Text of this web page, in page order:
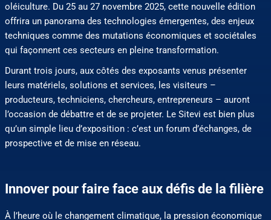
oléiculture. Du 25 au 27 novembre 2025, cette nouvelle édition
offrira un panorama des technologies émergentes, des enjeux
techniques comme des mutations économiques et sociétales
qui façonnent ces secteurs en pleine transformation.
Durant trois jours, aux côtés des exposants venus présenter
leurs matériels, solutions et services, les visiteurs –
producteurs, techniciens, chercheurs, entrepreneurs – auront
l’occasion de débattre et de se projeter. Le Sitevi est bien plus
qu’un simple lieu d’exposition : c’est un forum d’échanges, de
prospective et de mise en réseau.
Innover pour faire face aux défis de la filière
À l’heure où le changement climatique, la pression économique